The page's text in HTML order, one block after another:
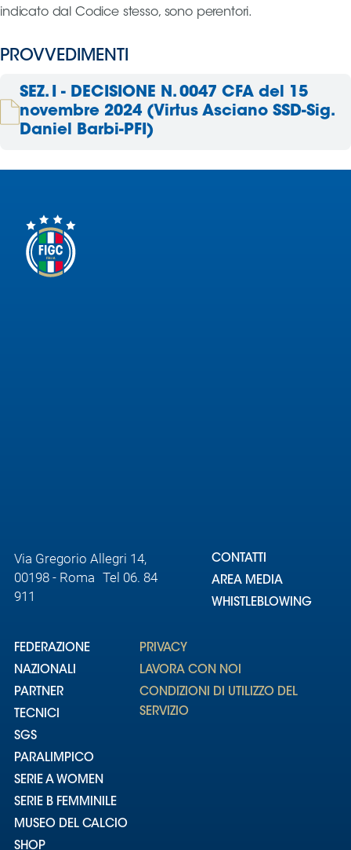
indicato dal Codice stesso, sono perentori.
PROVVEDIMENTI
SEZ. I - DECISIONE N. 0047 CFA del 15
novembre 2024 (Virtus Asciano SSD-Sig.
Daniel Barbi-PFI)
Via Gregorio Allegri 14,
00198 - Roma Tel 06. 84
911
CONTATTI
AREA MEDIA
WHISTLEBLOWING
FEDERAZIONE
NAZIONALI
PARTNER
TECNICI
SGS
PARALIMPICO
SERIE A WOMEN
SERIE B FEMMINILE
MUSEO DEL CALCIO
SHOP
PRIVACY
LAVORA CON NOI
CONDIZIONI DI UTILIZZO DEL
SERVIZIO